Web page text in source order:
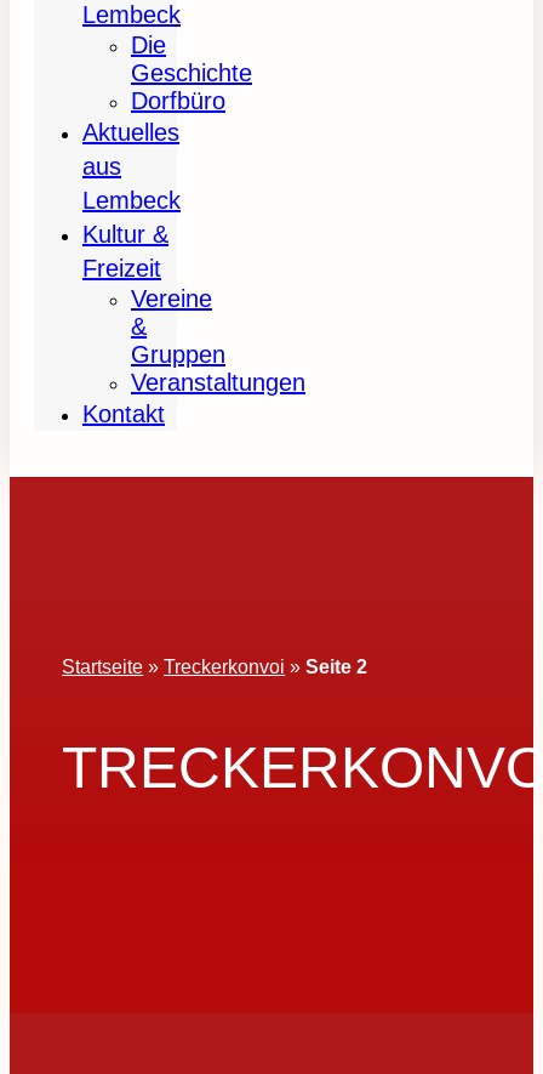
Lembeck
Die
Geschichte
Dorfbüro
Aktuelles
aus
Lembeck
Kultur &
Freizeit
Vereine
&
Gruppen
Veranstaltungen
Kontakt
Startseite »Treckerkonvoi »Seite 2